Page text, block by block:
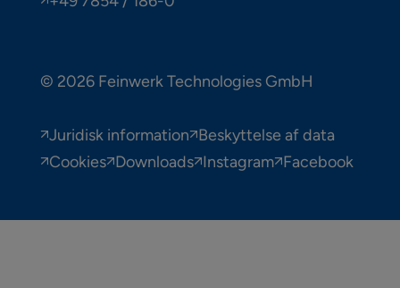
© 2026 Feinwerk Technologies GmbH
Juridisk information Beskyttelse af data
Cookies Downloads Instagram Facebook